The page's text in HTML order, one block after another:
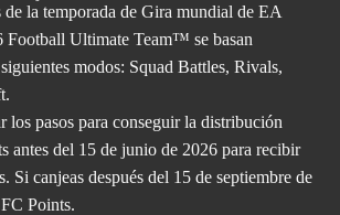
la temporada de Gira mundial de EA
Ultimate Team™ se basan
modos: Squad Battles, Rivals,
los pasos para conseguir la distribución
antes del 15 de junio de 2026 para recibir
Si canjeas después del 15 de septiembre de
Points.